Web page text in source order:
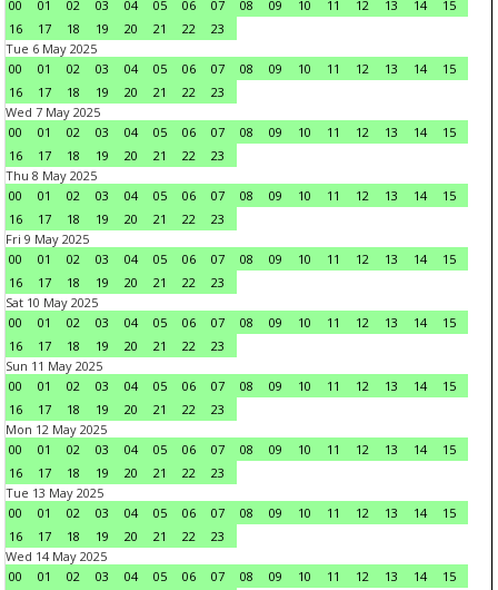
00
01 02 03 04 05 06 07 08 09 10 11 12 13 14
15
16
17 18 19 20 21 22
23
Tue 6 May 2025
00
01 02 03 04 05 06 07 08 09 10 11 12 13 14
15
16
17 18 19 20 21 22
23
Wed 7 May 2025
00
01 02 03 04 05 06 07 08 09 10 11 12 13 14
15
16
17 18 19 20 21 22
23
Thu 8 May 2025
00
01 02 03 04 05 06 07 08 09 10 11 12 13 14
15
16
17 18 19 20 21 22
23
Fri 9 May 2025
00
01 02 03 04 05 06 07 08 09 10 11 12 13 14
15
16
17 18 19 20 21 22
23
Sat 10 May 2025
00
01 02 03 04 05 06 07 08 09 10 11 12 13 14
15
16
17 18 19 20 21 22
23
Sun 11 May 2025
00
01 02 03 04 05 06 07 08 09 10 11 12 13 14
15
16
17 18 19 20 21 22
23
Mon 12 May 2025
00
01 02 03 04 05 06 07 08 09 10 11 12 13 14
15
16
17 18 19 20 21 22
23
Tue 13 May 2025
00
01 02 03 04 05 06 07 08 09 10 11 12 13 14
15
16
17 18 19 20 21 22
23
Wed 14 May 2025
00
01 02 03 04 05 06 07 08 09 10 11 12 13 14
15